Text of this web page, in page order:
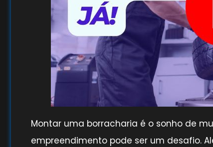
Montar uma borracharia é o sonho de
empreendimento pode ser um desafio.